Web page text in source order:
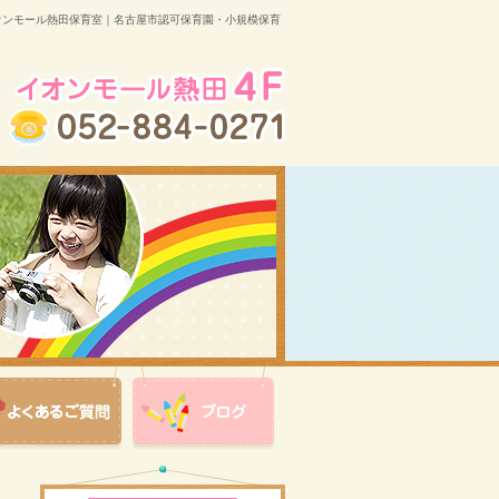
モール熱田保育室｜名古屋市認可保育園・小規模保育